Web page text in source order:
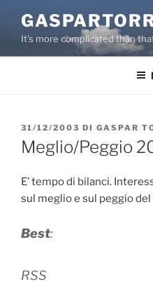
contenuto
It's more complicated than
PUBBLICATO
IL
31/12/2003 DI GASPAR
Meglio/Peggio
E’ tempo di bilanci.
sul meglio e sul peggio
Best:
RSS